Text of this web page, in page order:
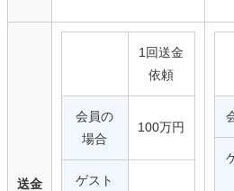
送金
1回送金
依頼
会員の
場合
100万円
ゲスト